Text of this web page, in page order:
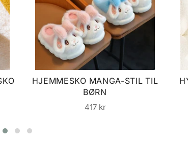
HJEMMESKO MANGA-STIL TIL
BØRN
Normalpris
417 kr